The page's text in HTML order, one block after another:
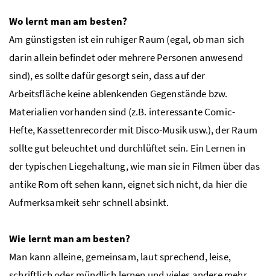
Wo lernt man am besten?
Am günstigsten ist ein ruhiger Raum (egal, ob man sich
darin allein befindet oder mehrere Personen anwesend
sind), es sollte dafür gesorgt sein, dass auf der
Arbeitsfläche keine ablenkenden Gegenstände bzw.
Materialien vorhanden sind (z.B. interessante Comic-
Hefte, Kassettenrecorder mit Disco-Musik usw.), der Raum
sollte gut beleuchtet und durchlüftet sein. Ein Lernen in
der typischen Liegehaltung, wie man sie in Filmen über das
antike Rom oft sehen kann, eignet sich nicht, da hier die
Aufmerksamkeit sehr schnell absinkt.
Wie lernt man am besten?
Man kann alleine, gemeinsam, laut sprechend, leise,